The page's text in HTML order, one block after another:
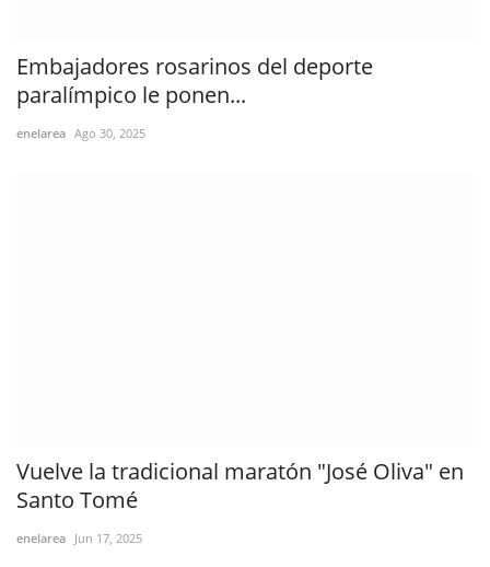
Embajadores rosarinos del deporte
paralímpico le ponen...
enelarea Ago 30, 2025
Vuelve la tradicional maratón "José Oliva" en
Santo Tomé
enelarea Jun 17, 2025